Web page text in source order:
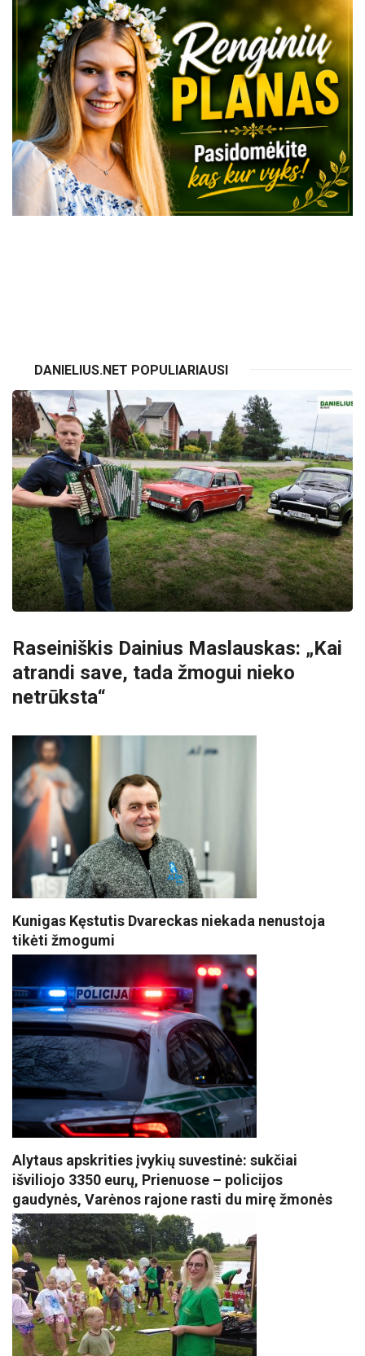
DANIELIUS.NET POPULIARIAUSI
Raseiniškis Dainius Maslauskas: „Kai
atrandi save, tada žmogui nieko
netrūksta“
Kunigas Kęstutis Dvareckas niekada nenustoja
tikėti žmogumi
Alytaus apskrities įvykių suvestinė: sukčiai
išviliojo 3350 eurų, Prienuose – policijos
gaudynės, Varėnos rajone rasti du mirę žmonės